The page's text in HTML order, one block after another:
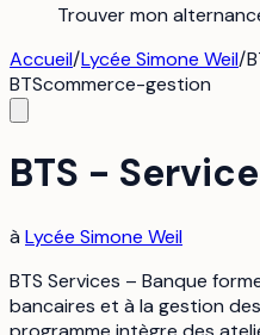
Trouver mon
Accueil/Lycée Simone Weil/
BTScommerce-gestion
BTS -
à Lycée Simone Weil
BTS Services – Banque
bancaires et à la gestion